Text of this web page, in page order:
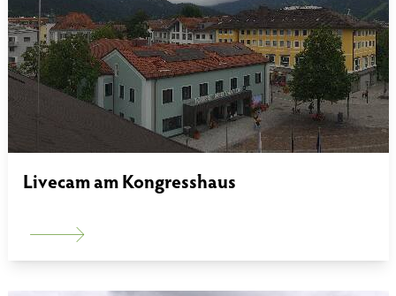
Livecam am Kongresshaus